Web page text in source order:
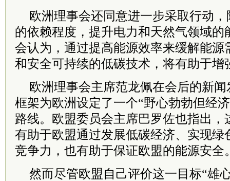
欧洲理事会还同意进一步采取行动
的依赖程度，提升电力和天然气领域的
会认为，通过提高能源效率来缓解能源
和安全可持续的低碳技术，将有助于增
欧洲理事会主席范龙佩在会后的新
框架为欧洲设定了一个“野心勃勃但经
路线。欧盟委员会主席巴罗佐也指出，
有助于欧盟通过发展低碳经济、实现绿
竞争力，也有助于保证欧盟的能源安全
然而尽管欧盟自己评价这一目标“雄